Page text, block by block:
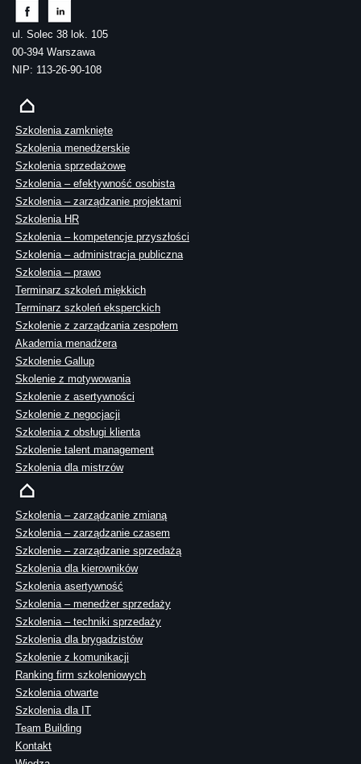
ul. Solec 38 lok. 105
00-394 Warszawa
NIP: 113-26-90-108
Szkolenia zamknięte
Szkolenia menedżerskie
Szkolenia sprzedażowe
Szkolenia – efektywność osobista
Szkolenia – zarządzanie projektami
Szkolenia HR
Szkolenia – kompetencje przyszłości
Szkolenia – administracja publiczna
Szkolenia – prawo
Terminarz szkoleń miękkich
Terminarz szkoleń eksperckich
Szkolenie z zarządzania zespołem
Akademia menadżera
Szkolenie Gallup
Skolenie z motywowania
Szkolenie z asertywności
Szkolenie z negocjacji
Szkolenia z obsługi klienta
Szkolenie talent management
Szkolenia dla mistrzów
Szkolenia – zarządzanie zmianą
Szkolenia – zarządzanie czasem
Szkolenie – zarządzanie sprzedażą
Szkolenia dla kierowników
Szkolenia asertywność
Szkolenia – menedżer sprzedaży
Szkolenia – techniki sprzedaży
Szkolenia dla brygadzistów
Szkolenie z komunikacji
Ranking firm szkoleniowych
Szkolenia otwarte
Szkolenia dla IT
Team Building
Kontakt